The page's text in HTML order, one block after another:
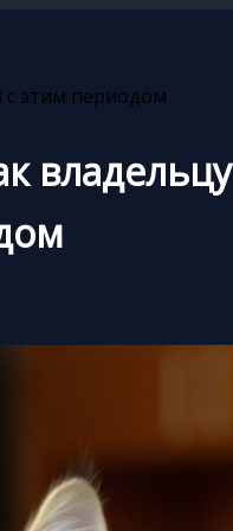
с этим периодом
владельцу